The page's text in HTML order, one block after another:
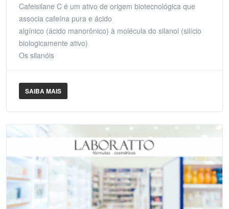
Cafeisilane C é um ativo de origem biotecnológica que
associa cafeína pura e ácido
algínico (ácido manorônico) à molécula do silanol (silício
biologicamente ativo)
Os silanóis
SAIBA MAIS